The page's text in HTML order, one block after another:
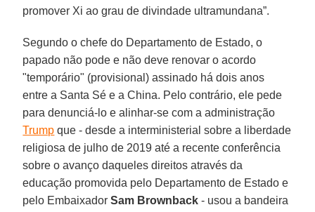
promover Xi ao grau de divindade ultramundana”.
Segundo o chefe do Departamento de Estado, o
papado não pode e não deve renovar o acordo
"temporário" (provisional) assinado há dois anos
entre a Santa Sé e a China. Pelo contrário, ele pede
para denunciá-lo e alinhar-se com a administração
Trump que - desde a interministerial sobre a liberdade
religiosa de julho de 2019 até a recente conferência
sobre o avanço daqueles direitos através da
educação promovida pelo Departamento de Estado e
pelo EmbaixadorSam Brownback - usou a bandeira